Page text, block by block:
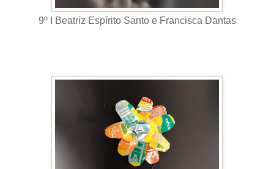
9º I Beatriz Espírito Santo e Francisca Dantas